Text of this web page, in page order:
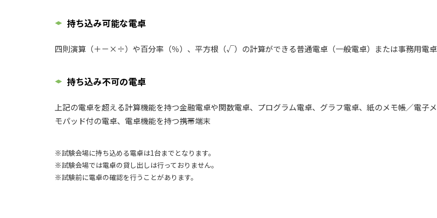
持ち込み可能な電卓
四則演算（＋－×÷）や百分率（％）、平方根（√）の計算ができる普通電卓（一般電卓）または事務用電卓
持ち込み不可の電卓
上記の電卓を超える計算機能を持つ金融電卓や関数電卓、プログラム電卓、グラフ電卓、紙のメモ帳／電子メ
モパッド付の電卓、電卓機能を持つ携帯端末
※試験会場に持ち込める電卓は1台までとなります。
※試験会場では電卓の貸し出しは行っておりません。
※試験前に電卓の確認を行うことがあります。